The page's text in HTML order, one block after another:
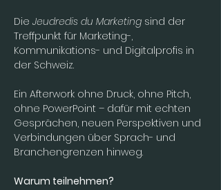
Die Jeudredis du Marketing sind der
Treffpunkt für Marketing-,
Kommunikations- und Digitalprofis in
der Schweiz.
Ein Afterwork ohne Druck, ohne Pitch,
ohne PowerPoint – dafür mit echten
Gesprächen, neuen Perspektiven und
Verbindungen über Sprach- und
Branchengrenzen hinweg.
Warum teilnehmen?